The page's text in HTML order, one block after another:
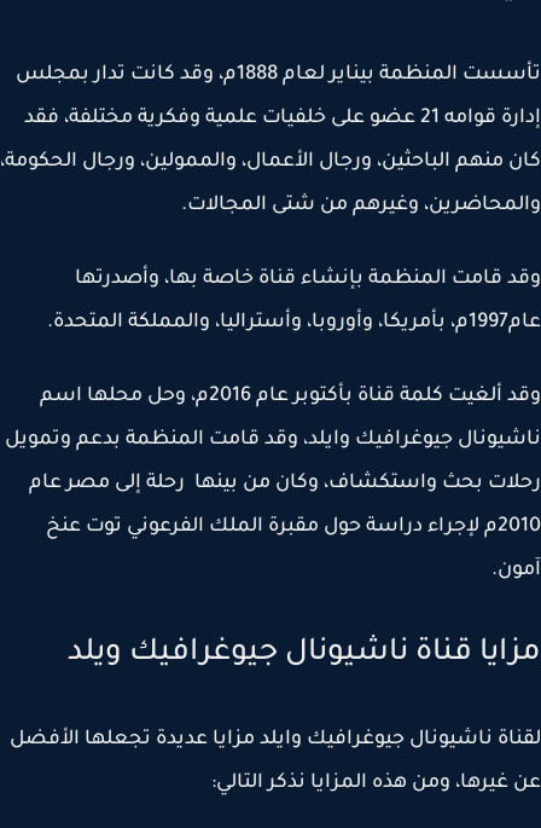
تأسست المنظمة بيناير لعام 1888م، وقد كانت تدار بمجلس
إدارة قوامه 21 عضو على خلفيات علمية وفكرية مختلفة، فقد
منهم الباحثين، ورجال الأعمال، والممولين، ورجال الحكومة،
وغيرهم من شتى المجالات.
قامت المنظمة بإنشاء قناة خاصة بها، وأصدرتها
المتحدة.
وقد ألغيت كلمة قناة بأكتوبر عام 2016م، وحل محلها اسم
جيوغرافيك وايلد، وقد قامت المنظمة بدعم وتمويل
بحث واستكشاف، وكان من بينها رحلة إلى مصر عام
2010م لإجراء دراسة حول مقبرة الملك الفرعوني توت عنخ
قناة ناشيونال جيوغرافيك ويلد
ناشيونال جيوغرافيك وايلد مزايا عديدة تجعلها الأفضل
ومن هذه المزايا نذكر التالي: